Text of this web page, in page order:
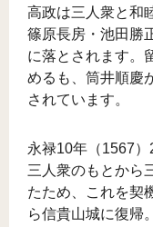
高政は三人衆と和
篠原長房・池田勝
に落とされます。
めるも、筒井順慶
されています。
永禄10年（1567
三人衆のもとから
たため、これを契
ら信貴山城に復帰